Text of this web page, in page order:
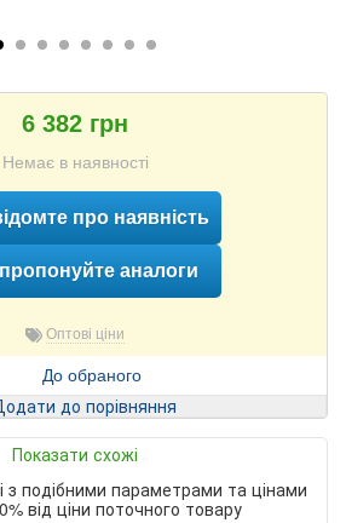
6 382 грн
Немає в наявності
про наявність
аналоги
Оптові ціни
До обраного
до порівняння
Показати схожі
з подібними параметрами та цінами
від ціни поточного товару